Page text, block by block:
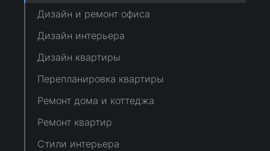
Дизайн и ремонт офиса
Дизайн интерьера
Дизайн квартиры
Перепланировка квартиры
Ремонт дома и коттеджа
Ремонт квартир
Стили интерьера